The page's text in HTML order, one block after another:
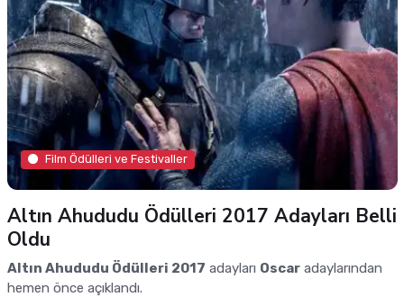
Film Ödülleri ve Festivaller
Altın Ahududu Ödülleri 2017 Adayları Belli
Oldu
Altın Ahududu Ödülleri 2017 adayları Oscaradaylarından
hemen önce açıklandı.